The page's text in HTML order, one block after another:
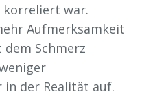
war.
Aufmerksamkeit
Schmerz
in der Realität auf.